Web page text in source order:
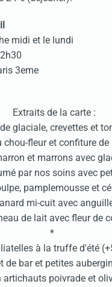
midi et le lundi
3eme
Extraits de la carte :
glaciale, crevettes et
chou-fleur et confiture
et marrons avec
par nos soins avec
pamplemousse et
mi-cuit avec
de lait avec fleur de
*
à la truffe d'été
de bar et petites
artichauts poivrade et